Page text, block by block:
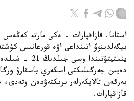
استانا. قازاقپارات - ەكى مارتە كەڭەس
بيگەلدينوۆ اتىنداعى اۋە قورعانىس
دەيىن جەرگىلىكتى اسكەري باسقارۋ
بەرگەن تالاپكەرلەر ىرىكتەۋدەن
قازاقپارات.